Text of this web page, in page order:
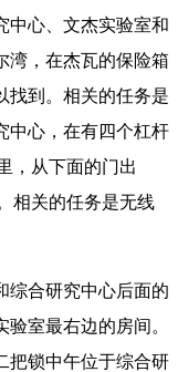
中心、文杰实验室和
湾，在杰瓦的保险箱
找到。相关的任务是
中心，在有四个杠杆
，从下面的门出
相关的任务是无线
综合研究中心后面的
室最右边的房间。
把锁中午位于综合研